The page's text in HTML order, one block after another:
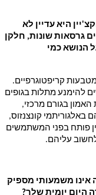
היא עדיין לא
גרסאות שונות, חלקן
הנושא כמי
מטבעות קריפטוגרפיים.
להימנע מתלות בגופים
בגורם מרכזי,
באלגוריתמי קונצנזוס,
פותח בפני המשתמשים
עליהם.
אינו משמעותי מספיק
היום יומית שלך?